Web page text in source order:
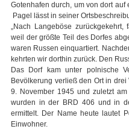
Gotenhafen durch, um von dort
Pagel lässt in seiner
„Nach Langeböse
weil der größte Teil des Dorfes
waren Russen einquartiert.
kehrten wir dorthin zurück. Den
Das Dorf kam unter polnische
Bevölkerung verließ den Ort in
9. November 1945 und zuletzt
wurden in der BRD 406 und in
ermittelt. Der Name heute lautet
Einwohner.